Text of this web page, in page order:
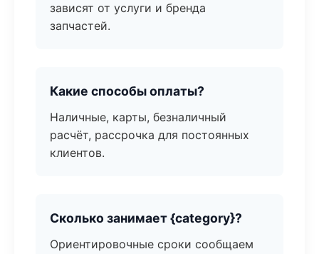
зависят от услуги и бренда
запчастей.
Какие способы оплаты?
Наличные, карты, безналичный
расчёт, рассрочка для постоянных
клиентов.
Сколько занимает {category}?
Ориентировочные сроки сообщаем